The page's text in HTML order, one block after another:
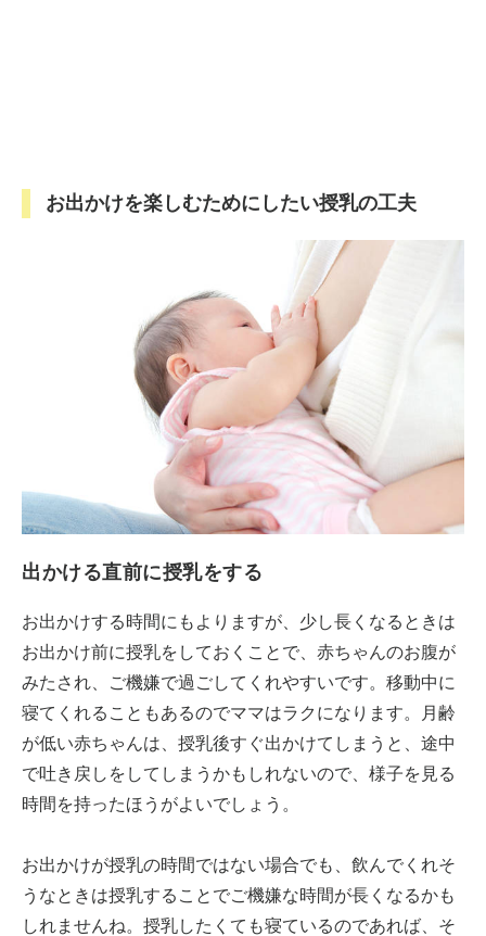
お出かけを楽しむためにしたい授乳の工夫
出かける直前に授乳をする
お出かけする時間にもよりますが、少し長くなるときは
お出かけ前に授乳をしておくことで、赤ちゃんのお腹が
みたされ、ご機嫌で過ごしてくれやすいです。移動中に
寝てくれることもあるのでママはラクになります。月齢
が低い赤ちゃんは、授乳後すぐ出かけてしまうと、途中
で吐き戻しをしてしまうかもしれないので、様子を見る
時間を持ったほうがよいでしょう。
お出かけが授乳の時間ではない場合でも、飲んでくれそ
うなときは授乳することでご機嫌な時間が長くなるかも
しれませんね。授乳したくても寝ているのであれば、そ